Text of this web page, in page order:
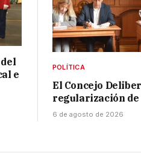
e
POLÍTICA
El Concejo
regularización
6 de agosto de 2026